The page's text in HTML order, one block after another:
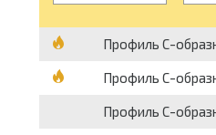
Профиль С-
Профиль С-
Профиль С-